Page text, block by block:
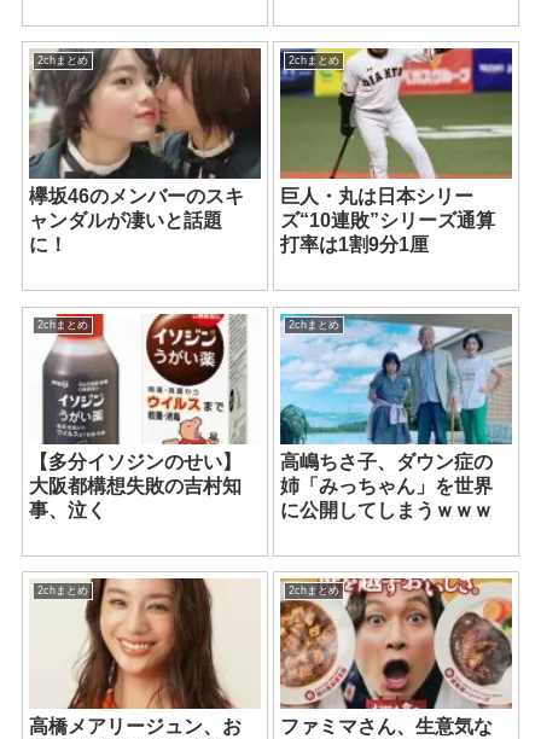
2chまとめ
欅坂46のメンバーのスキ
ャンダルが凄いと話題
に！
2chまとめ
巨人・丸は日本シリー
ズ“10連敗”シリーズ通算
打率は1割9分1厘
2chまとめ
【多分イソジンのせい】
大阪都構想失敗の吉村知
事、泣く
2chまとめ
高嶋ちさ子、ダウン症の
姉「みっちゃん」を世界
に公開してしまうｗｗｗ
2chまとめ
高橋メアリージュン、お
2chまとめ
ファミマさん、生意気な